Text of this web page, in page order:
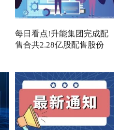
每日看点!升能集团完成配
售合共2.28亿股配售股份